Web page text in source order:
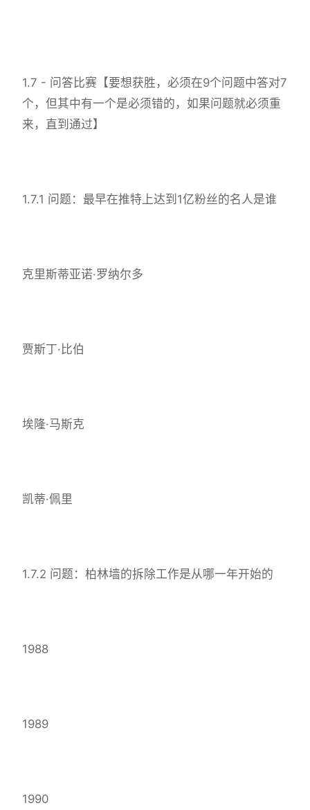
1.7 - 问答比赛【要想获胜，必须在9个问题中答对7
个，但其中有一个是必须错的，如果问题就必须重
来，直到通过】
1.7.1 问题：最早在推特上达到1亿粉丝的名人是谁
克里斯蒂亚诺·罗纳尔多
贾斯丁·比伯
埃隆·马斯克
凯蒂·佩里
1.7.2 问题：柏林墙的拆除工作是从哪一年开始的
1988
1989
1990